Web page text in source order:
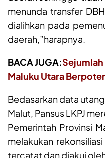
“Utang DBH
kabupaten/kota yang
tahun 2009 tentang
daerah sehingga
menunda transfer
dialihkan pada
BACA JUGA:
Maluku Utara
Bedasarkan data